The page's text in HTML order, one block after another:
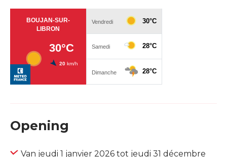
Opening
Van jeudi 1 janvier 2026 tot jeudi 31 décembre